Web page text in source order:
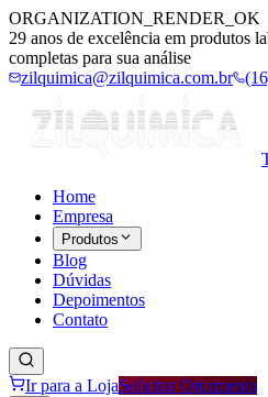
ORGANIZATION_RENDER_OK
29 anos de excelência em produtos
completas para sua análise
zilquimica@zilquimica.com.br
Home
Empresa
Produtos
Blog
Dúvidas
Depoimentos
Contato
Ir para a LojaSolicitar Orçamento